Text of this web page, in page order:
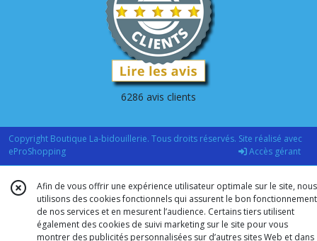
6286 avis clients
Copyright Boutique La-bidouillerie. Tous droits réservés. Site réalisé avec
eProShopping
Accès gérant
Afin de vous offrir une expérience utilisateur optimale sur le site, nous
utilisons des cookies fonctionnels qui assurent le bon fonctionnement
de nos services et en mesurent l’audience. Certains tiers utilisent
également des cookies de suivi marketing sur le site pour vous
montrer des publicités personnalisées sur d’autres sites Web et dans